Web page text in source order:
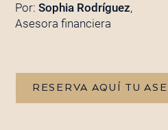
Por: Sophia Rodríguez,
Asesora financiera
RESERVA AQUÍ TU